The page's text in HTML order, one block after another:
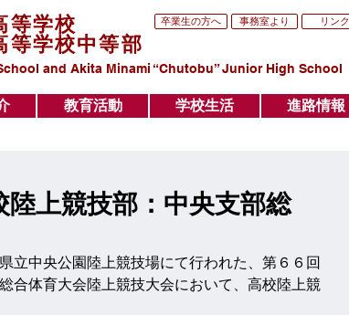
等学校
等学校中等部
卒業生の方へ 事務室より リンク
and Akita Minami “Chutobu” Junior High School
進路情報
学校生活
教育活動
教育活動 学校生活 進路情報
陸上競技部：中央支部総
立中央公園陸上競技場にて行われた、第６６回
合体育大会陸上競技大会において、高校陸上競